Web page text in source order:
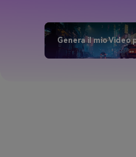
Genera il mio Video